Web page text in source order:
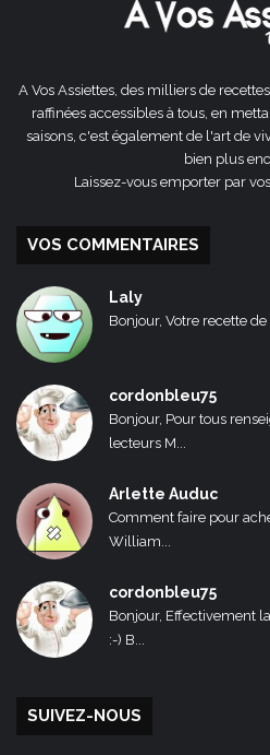
A Vos Assiettes, des milliers de
raffinées accessibles à tous, en
saisons, c'est également de l'art de
bien plus
Laissez-vous emporter par
VOS COMMENTAIRES
Laly
Bonjour, Votre recette
cordonbleu75
Bonjour, Pour tous
lecteurs M...
Arlette Auduc
Comment faire pour
William...
cordonbleu75
Bonjour, Effectivement
:-) B...
SUIVEZ-NOUS